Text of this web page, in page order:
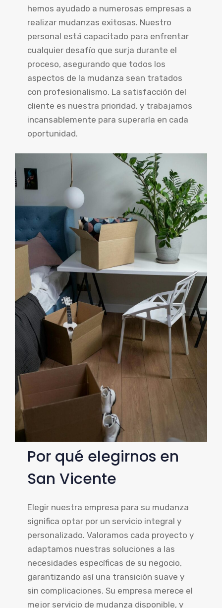
hemos ayudado a numerosas empresas a
realizar mudanzas exitosas. Nuestro
personal está capacitado para enfrentar
cualquier desafío que surja durante el
proceso, asegurando que todos los
aspectos de la mudanza sean tratados
con profesionalismo. La satisfacción del
cliente es nuestra prioridad, y trabajamos
incansablemente para superarla en cada
oportunidad.
Por qué elegirnos en
San Vicente
Elegir nuestra empresa para su mudanza
significa optar por un servicio integral y
personalizado. Valoramos cada proyecto y
adaptamos nuestras soluciones a las
necesidades específicas de su negocio,
garantizando así una transición suave y
sin complicaciones. Su empresa merece el
mejor servicio de mudanza disponible, y